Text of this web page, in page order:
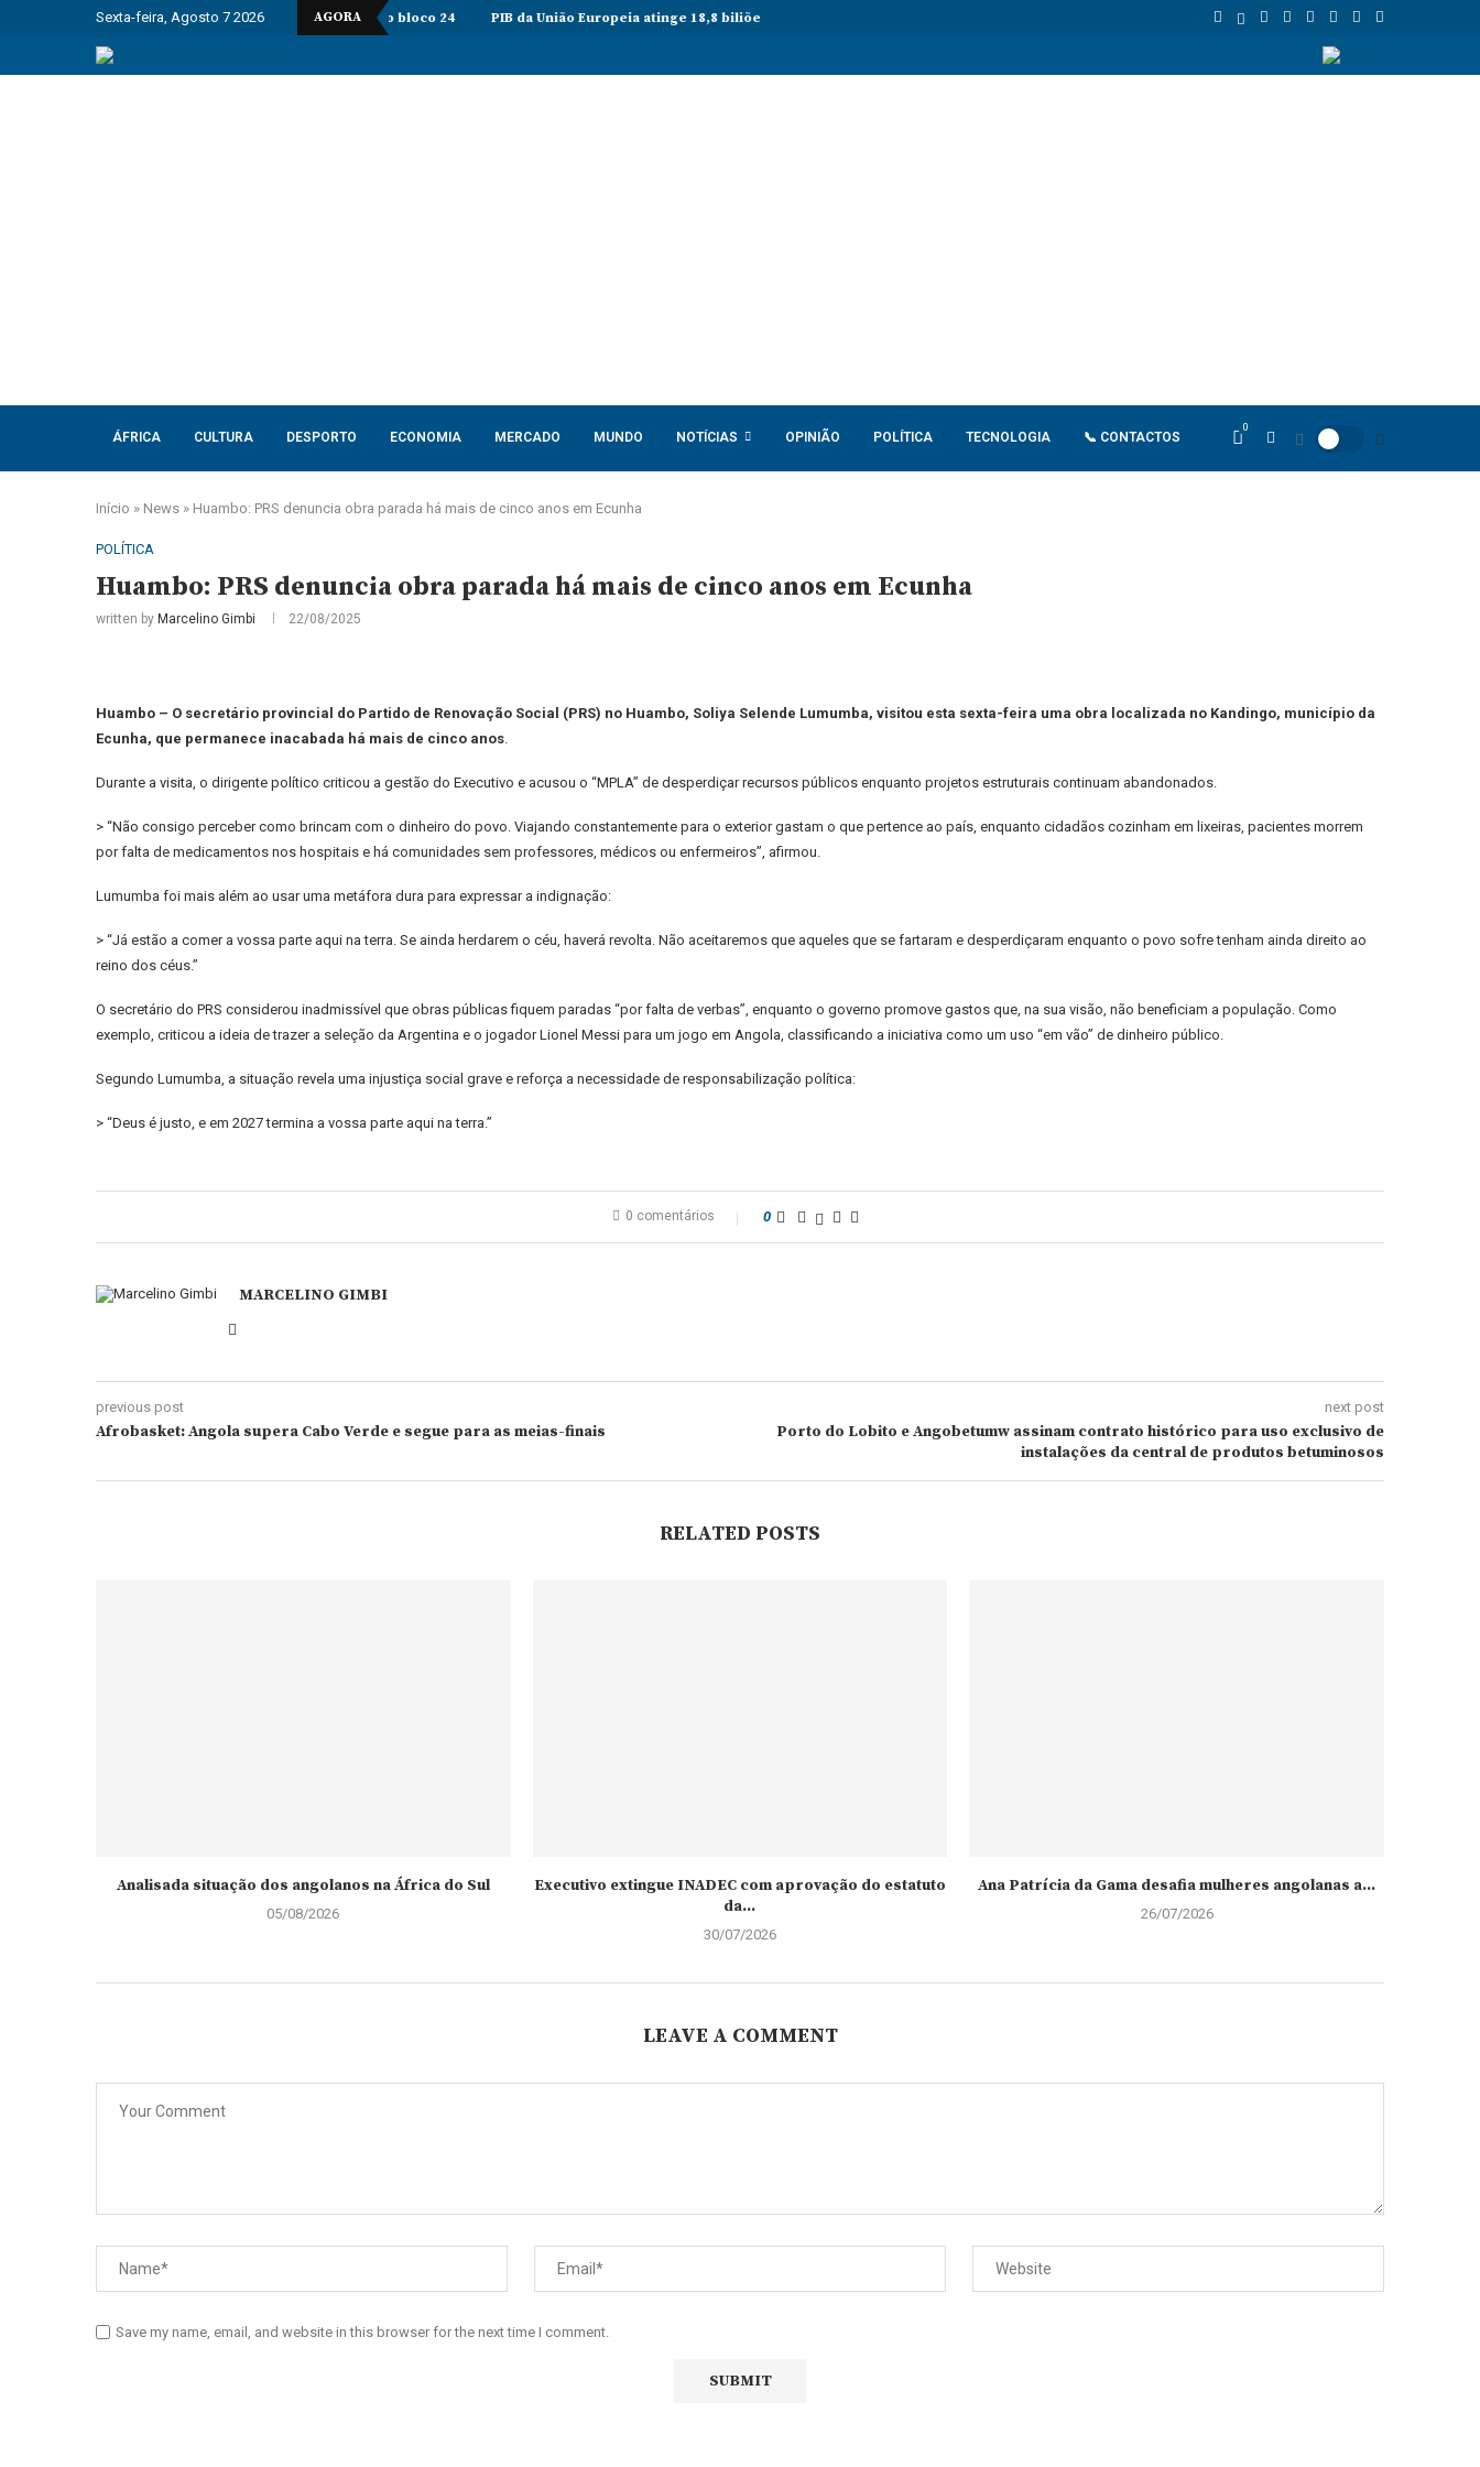
Sexta-feira, Agosto 7 2026 AGORA
E&P Concluem perfuração do poço Katambi-2 do bloco 24 PIB da União Europeia atinge 18,8 biliões de euros em 2025 e Alemanha reforça liderança económica Empresas chinesas anunciam
ÁFRICA CULTURA DESPORTO ECONOMIA MERCADO MUNDO NOTÍCIAS OPINIÃO POLÍTICA TECNOLOGIA 📞 CONTACTOS
0
Início » News » Huambo: PRS denuncia obra parada há mais de cinco anos em Ecunha
POLÍTICA
Huambo: PRS denuncia obra parada há mais de cinco anos em Ecunha
written by Marcelino Gimbi 22/08/2025
Huambo – O secretário provincial do Partido de Renovação Social (PRS) no Huambo, Soliya Selende Lumumba, visitou esta sexta-feira uma obra localizada no Kandingo, município da
Ecunha, que permanece inacabada há mais de cinco anos.
Durante a visita, o dirigente político criticou a gestão do Executivo e acusou o “MPLA” de desperdiçar recursos públicos enquanto projetos estruturais continuam abandonados.
> “Não consigo perceber como brincam com o dinheiro do povo. Viajando constantemente para o exterior gastam o que pertence ao país, enquanto cidadãos cozinham em lixeiras, pacientes morrem
por falta de medicamentos nos hospitais e há comunidades sem professores, médicos ou enfermeiros”, afirmou.
Lumumba foi mais além ao usar uma metáfora dura para expressar a indignação:
> “Já estão a comer a vossa parte aqui na terra. Se ainda herdarem o céu, haverá revolta. Não aceitaremos que aqueles que se fartaram e desperdiçaram enquanto o povo sofre tenham ainda direito ao
reino dos céus.”
O secretário do PRS considerou inadmissível que obras públicas fiquem paradas “por falta de verbas”, enquanto o governo promove gastos que, na sua visão, não beneficiam a população. Como
exemplo, criticou a ideia de trazer a seleção da Argentina e o jogador Lionel Messi para um jogo em Angola, classificando a iniciativa como um uso “em vão” de dinheiro público.
Segundo Lumumba, a situação revela uma injustiça social grave e reforça a necessidade de responsabilização política:
> “Deus é justo, e em 2027 termina a vossa parte aqui na terra.”
0 comentários 0
MARCELINO GIMBI
previous post
Afrobasket: Angola supera Cabo Verde e segue para as meias-finais
next post
Porto do Lobito e Angobetumw assinam contrato histórico para uso exclusivo de
instalações da central de produtos betuminosos
RELATED POSTS
Analisada situação dos angolanos na África do Sul
05/08/2026
Executivo extingue INADEC com aprovação do estatuto
da...
30/07/2026
Ana Patrícia da Gama desafia mulheres angolanas a...
26/07/2026
LEAVE A COMMENT
Save my name, email, and website in this browser for the next time I comment.